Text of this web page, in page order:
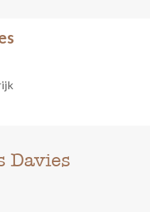
Davies